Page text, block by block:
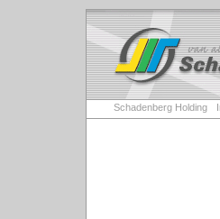
Schadenberg Holding
This